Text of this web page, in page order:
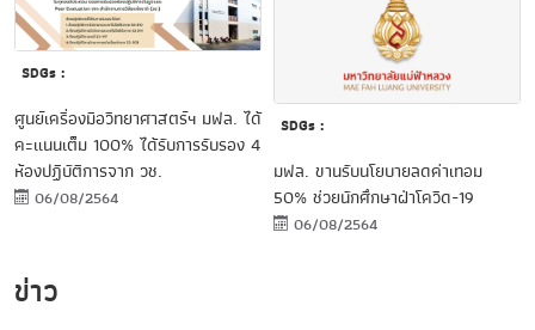
SDGs :
ศูนย์เครื่องมือวิทยาศาสตร์ฯ มฟล. ได้
คะแนนเต็ม 100% ได้รับการรับรอง 4
ห้องปฏิบัติการจาก วช.
06/08/2564
SDGs :
มฟล. ขานรับนโยบายลดค่าเทอม
50% ช่วยนักศึกษาฝ่าโควิด-19
06/08/2564
ข่าว